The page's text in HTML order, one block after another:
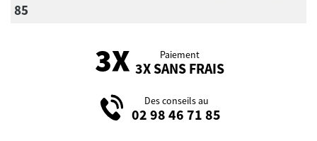
85
Paiement
3X SANS FRAIS
Des conseils au
02 98 46 71 85